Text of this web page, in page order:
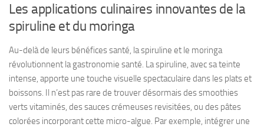
Les applications culinaires innovantes de la
spiruline et du moringa
Au-delà de leurs bénéfices santé, la spiruline et le moringa
révolutionnent la gastronomie santé. La spiruline, avec sa teinte
intense, apporte une touche visuelle spectaculaire dans les plats et
boissons. Il n’est pas rare de trouver désormais des smoothies
verts vitaminés, des sauces crémeuses revisitées, ou des pâtes
colorées incorporant cette micro-algue. Par exemple, intégrer une